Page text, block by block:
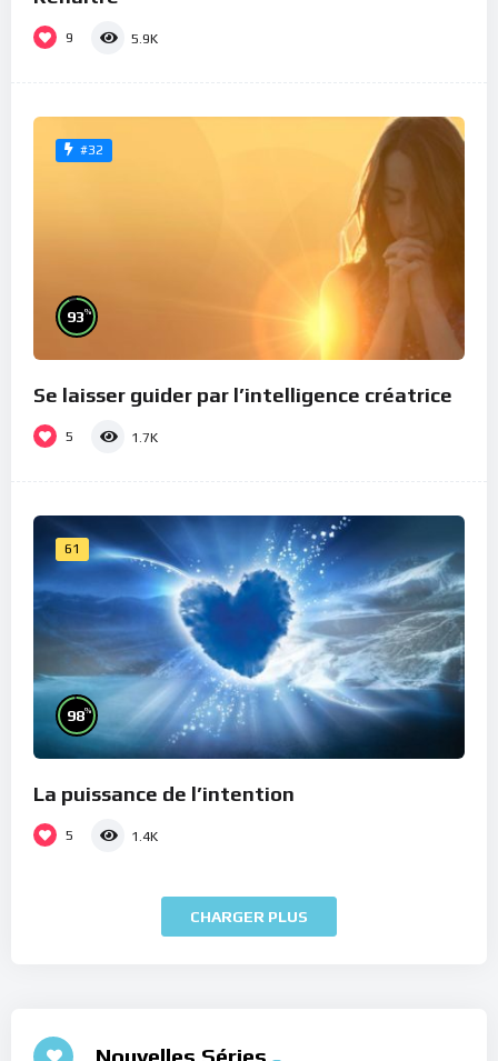
9 5.9K
#32
93%
Se laisser guider par l’intelligence créatrice
5 1.7K
61
98%
La puissance de l’intention
5 1.4K
CHARGER PLUS
Nouvelles Séries